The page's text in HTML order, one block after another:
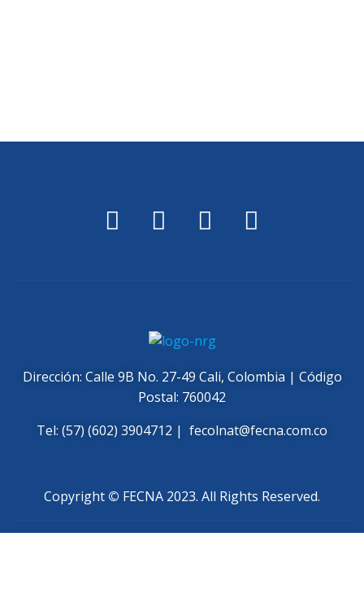
Dirección: Calle 9B No. 27-49 Cali, Colombia | Código
Postal: 760042
Tel: (57) (602) 3904712 | fecolnat@fecna.com.co
Copyright © FECNA 2023. All Rights Reserved.